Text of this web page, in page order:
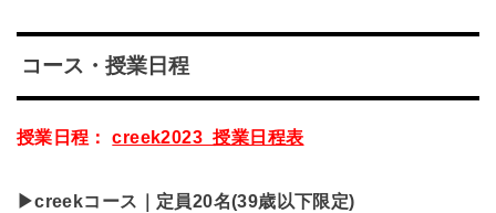
コース・授業日程
授業日程：creek2023_授業日程表
▶creekコース｜定員20名(39歳以下限定)